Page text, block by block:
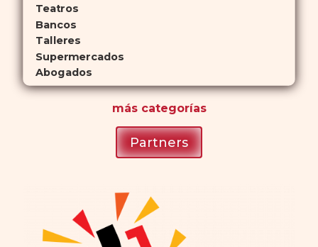
Teatros
Bancos
Talleres
Supermercados
Abogados
máscategorías
Partners